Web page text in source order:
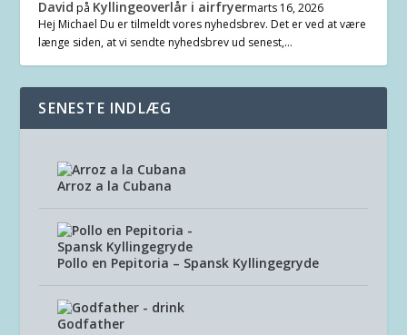
David på Kyllingeoverlår i airfryermarts 16, 2026
Hej Michael Du er tilmeldt vores nyhedsbrev. Det er ved at være
længe siden, at vi sendte nyhedsbrev ud senest,…
SENESTE INDLÆG
Arroz a la Cubana
Pollo en Pepitoria – Spansk Kyllingegryde
Godfather